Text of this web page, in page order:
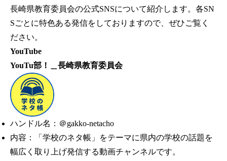
長崎県教育委員会の公式SNSについて紹介します。各SN
Sごとに特色ある発信をしておりますので、ぜひご覧く
ださい。
YouTube
YouTu部！＿長崎県教育委員会
ハンドル名：＠gakko-netacho
内容：「学校のネタ帳」をテーマに県内の学校の話題を
幅広く取り上げ発信する動画チャンネルです。